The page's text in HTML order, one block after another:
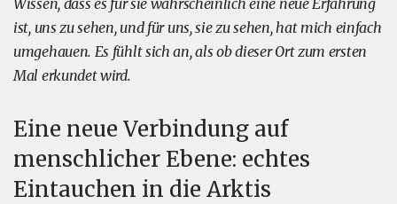
Wissen, dass es für sie wahrscheinlich eine neue Erfahrung
ist, uns zu sehen, und für uns, sie zu sehen, hat mich einfach
umgehauen. Es fühlt sich an, als ob dieser Ort zum ersten
Mal erkundet wird.
Eine neue Verbindung auf
menschlicher Ebene: echtes
Eintauchen in die Arktis